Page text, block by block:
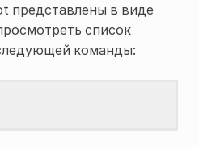
представлены в виде
список
команды: